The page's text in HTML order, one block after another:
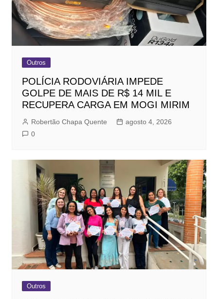
Outros
POLÍCIA RODOVIÁRIA IMPEDE
GOLPE DE MAIS DE R$ 14 MIL E
RECUPERA CARGA EM MOGI MIRIM
Robertão Chapa Quente
agosto 4, 2026
0
Outros